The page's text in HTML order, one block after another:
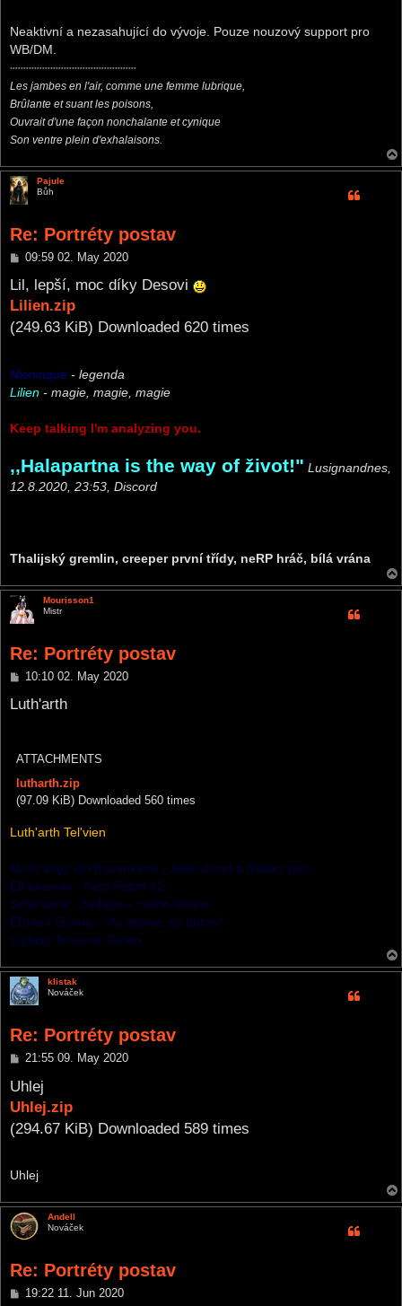
Neaktivní a nezasahující do vývoje. Pouze nouzový support pro
WB/DM.
***********************************************
Les jambes en l'air, comme une femme lubrique,
Brûlante et suant les poisons,
Ouvrait d'une façon nonchalante et cynique
Son ventre plein d'exhalaisons.
Pajule
Bůh
Re: Portréty postav
P
s
09:59 02. May 2020
Lil, lepší, moc díky Desovi
Lilien.zip
(249.63 KiB) Downloaded 620 times
Nieninquë - legenda
Lilien - magie, magie, magie
Keep talking I'm analyzing you.
,,Halapartna is the way of život!" Lusignandnes,
12.8.2020, 23:53, Discord
Thalijský gremlin, creeper první třídy, neRP hráč, bílá vrána
Mourisson1
Mistr
Re: Portréty postav
P
s
10:10 02. May 2020
Luth'arth
ATTACHMENTS
lutharth.zip
(97.09 KiB) Downloaded 560 times
Luth'arth Tel'vien
Morn'ango et Hravanlómë - Jabkožrout a hlídací pes.
Elrienavien - Nico Robin #2
Sithe'sarol - žádejte u svého lékaře
El'thien Erume - “As above, so below”
Lothias Telvunar Tarlen
klistak
Nováček
Re: Portréty postav
P
s
21:55 09. May 2020
Uhlej
Uhlej.zip
(294.67 KiB) Downloaded 589 times
Uhlej
Andell
Nováček
Re: Portréty postav
P19:22 11. Jun 2020